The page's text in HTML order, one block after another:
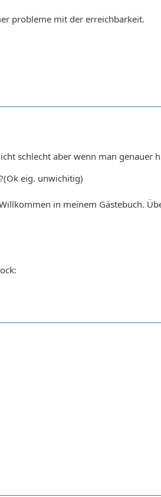
probleme mit der erreichbarkeit.
schlecht aber wenn man genauer
eig. unwichitig)
in meinem Gästebuch.